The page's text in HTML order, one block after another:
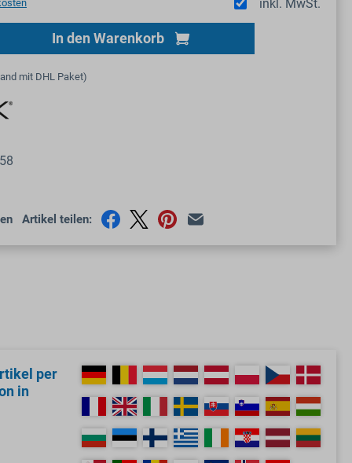
inkl. MwSt.
den gewünschten Wert ein oder
In den Warenkorb
mit DHL Paket)
Artikel teilen:
per
in